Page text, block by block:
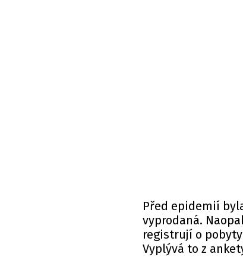
Před epidemií
vyprodaná.
registrují o
Vyplývá to z